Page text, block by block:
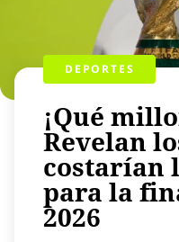
Entretenimiento
Mundo
Virales
Tecnología
Economía
Estilo de vida
Contenido patrocinado
DEPORTES
¡Qué
Revelan
costarían
para la
2026